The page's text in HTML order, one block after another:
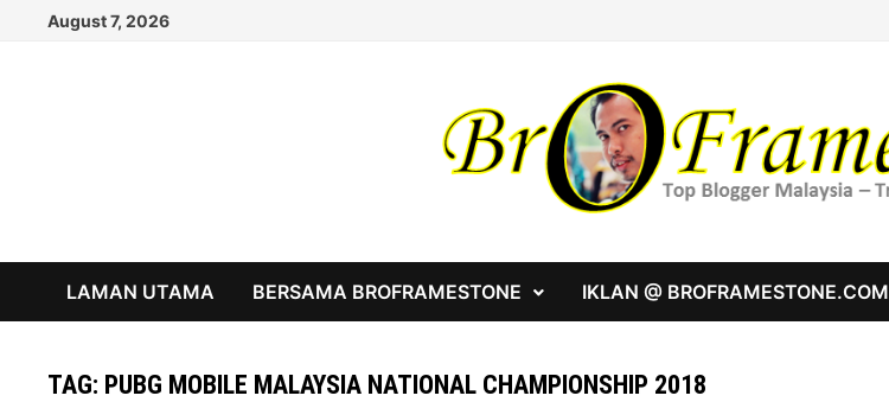
August 7, 2026
LAMAN UTAMA BERSAMA BROFRAMESTONE IKLAN @ BROFRAMESTONE.COM
TAG: PUBG MOBILE MALAYSIA NATIONAL CHAMPIONSHIP 2018